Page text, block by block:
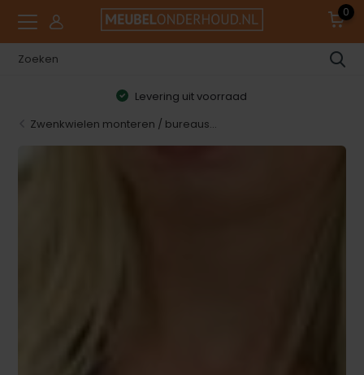
0
9.0 klanttevredenheid
Zwenkwielen monteren / bureaus...